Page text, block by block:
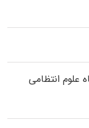
انتظامی